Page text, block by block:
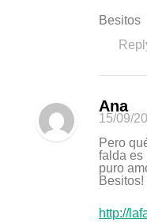
Besitos
Ana
15/09/
Pero
falda es
puro
Besitos!
http://